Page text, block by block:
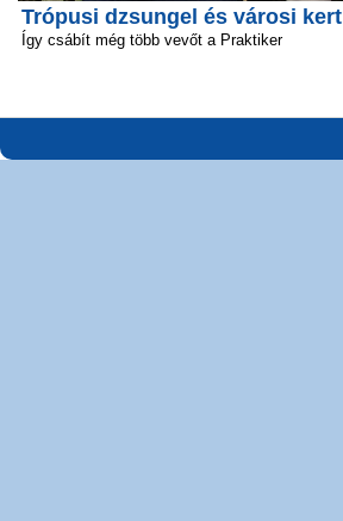
Trópusi dzsungel és városi kert
Így csábít még több vevőt a Praktiker